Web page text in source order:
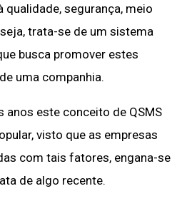
qualidade, segurança, meio
trata-se de um sistema
busca promover estes
uma companhia.
anos este conceito de QSMS
visto que as empresas
com tais fatores, engana-se
de algo recente.